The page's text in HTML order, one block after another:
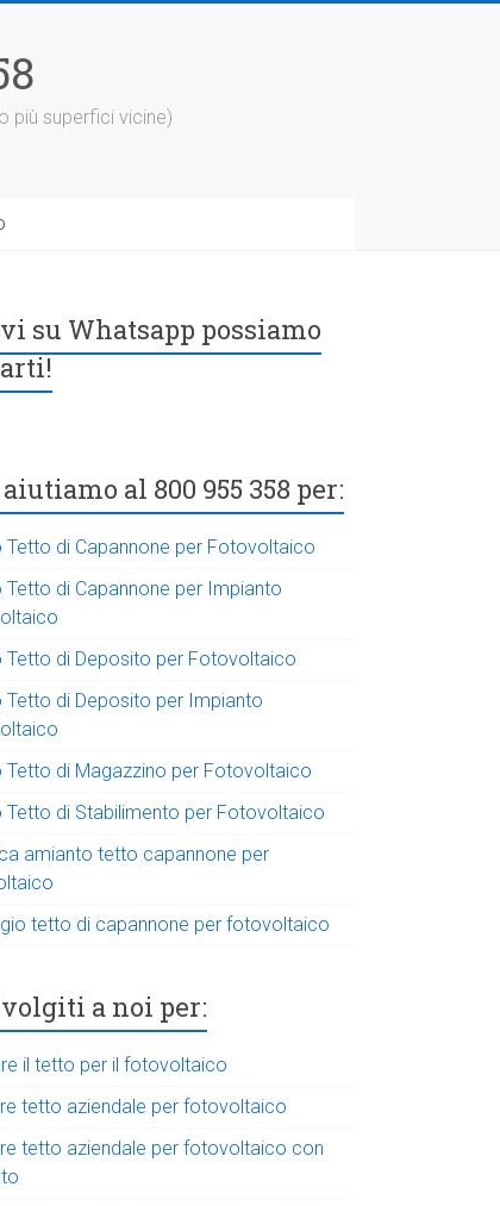
più superfici vicine)
su Whatsapp possiamo
al 800 955 358 per:
di Capannone per Fotovoltaico
di Capannone per Impianto
Tetto di Deposito per Fotovoltaico
di Deposito per Impianto
Tetto di Magazzino per Fotovoltaico
Tetto di Stabilimento per Fotovoltaico
amianto tetto capannone per
tetto di capannone per fotovoltaico
a noi per:
il tetto per il fotovoltaico
tetto aziendale per fotovoltaico
tetto aziendale per fotovoltaico con